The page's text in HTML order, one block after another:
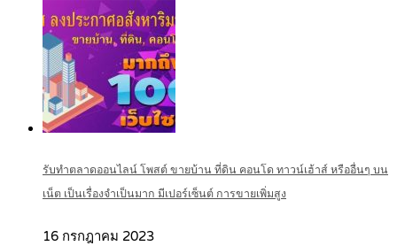
รับทำตลาดออนไลน์ โพสต์ ขายบ้าน ที่ดิน คอนโด ทาวน์เฮ้าส์ หรืออื่นๆ บน
เน็ต เป็นเรื่องจำเป็นมาก มีเปอร์เซ็นต์ การขายเพิ่มสูง
16 กรกฎาคม 2023